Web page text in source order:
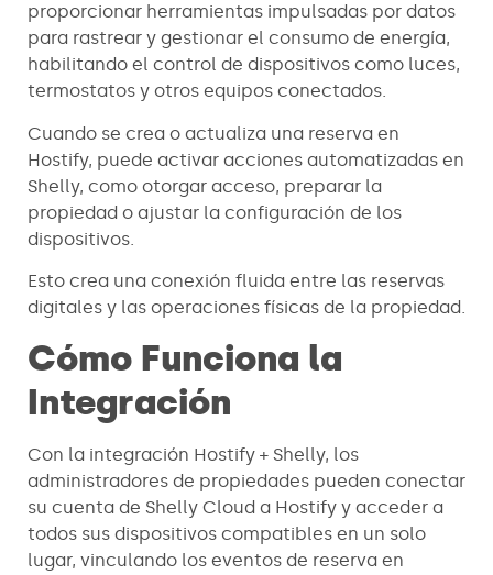
proporcionar herramientas impulsadas por datos
para rastrear y gestionar el consumo de energía,
habilitando el control de dispositivos como luces,
termostatos y otros equipos conectados.
Cuando se crea o actualiza una reserva en
Hostify, puede activar acciones automatizadas en
Shelly, como otorgar acceso, preparar la
propiedad o ajustar la configuración de los
dispositivos.
Esto crea una conexión fluida entre las reservas
digitales y las operaciones físicas de la propiedad.
Cómo Funciona la
Integración
Con la integración Hostify + Shelly, los
administradores de propiedades pueden conectar
su cuenta de Shelly Cloud a Hostify y acceder a
todos sus dispositivos compatibles en un solo
lugar, vinculando los eventos de reserva en